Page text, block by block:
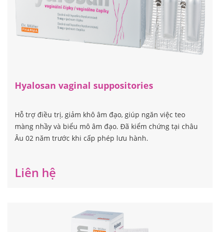
Hyalosan vaginal suppositories
Hỗ trợ điều trị, giảm khô âm đạo, giúp ngăn việc teo
màng nhầy và biểu mô âm đạo. Đã kiểm chứng tại châu
Âu 02 năm trước khi cấp phép lưu hành.
Liên hệ